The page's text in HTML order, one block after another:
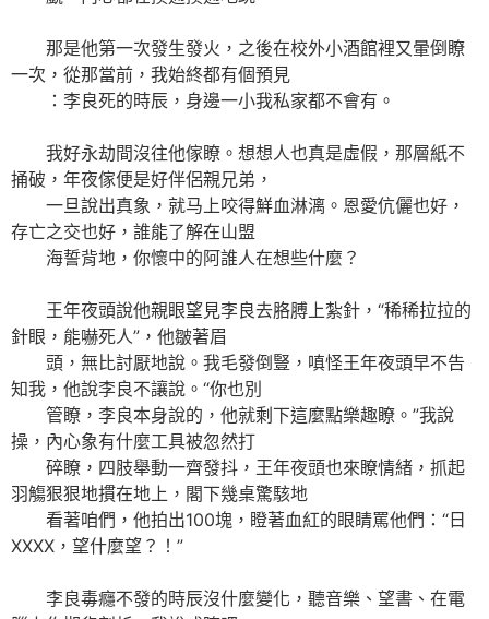
那是他第一次發生發火，之後在校外小酒館裡又暈倒瞭
一次，從那當前，我始終都有個預見
：李良死的時辰，身邊一小我私家都不會有。
我好永劫間沒往他傢瞭。想想人也真是虛假，那層紙不
捅破，年夜傢便是好伴侶親兄弟，
一旦說出真象，就马上咬得鮮血淋漓。恩愛伉儷也好，
存亡之交也好，誰能了解在山盟
海誓背地，你懷中的阿誰人在想些什麼？
王年夜頭說他親眼望見李良去胳膊上紮針，“稀稀拉拉的
針眼，能嚇死人”，他皺著眉
頭，無比討厭地說。我毛發倒豎，嗔怪王年夜頭早不告
知我，他說李良不讓說。“你也別
管瞭，李良本身說的，他就剩下這麼點樂趣瞭。”我說
操，內心象有什麼工具被忽然打
碎瞭，四肢舉動一齊發抖，王年夜頭也來瞭情緒，抓起
羽觴狠狠地摜在地上，閣下幾桌驚駭地
看著咱們，他拍出100塊，瞪著血紅的眼睛罵他們：“日
XXXX，望什麼望？！”
李良毒癮不發的時辰沒什麼變化，聽音樂、望書、在電